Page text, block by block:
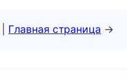
Главная страница →